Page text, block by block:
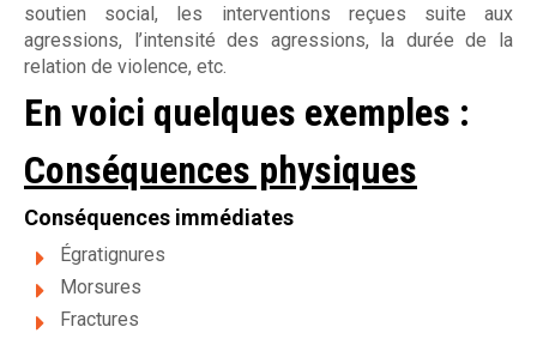
soutien social, les interventions reçues suite aux
agressions, l’intensité des agressions, la durée de la
relation de violence, etc.
En voici quelques exemples :
Conséquences physiques
Conséquences immédiates
Égratignures
Morsures
Fractures